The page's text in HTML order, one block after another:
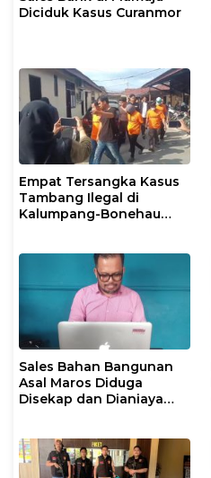
Diciduk Kasus Curanmor
Empat Tersangka Kasus
Tambang Ilegal di
Kalumpang-Bonehau
Sales Bahan Bangunan
Asal Maros Diduga
Disekap dan Dianiaya